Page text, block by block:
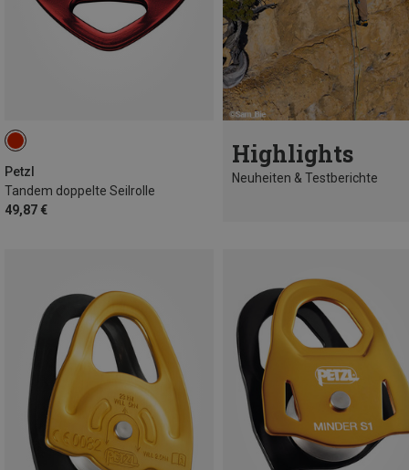
Petzl
Tandem doppelte Seilrolle
49,87 €
Highlights
Neuheiten & Testberichte